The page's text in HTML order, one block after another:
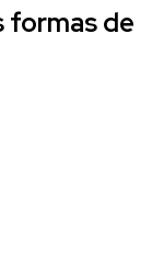
formas de